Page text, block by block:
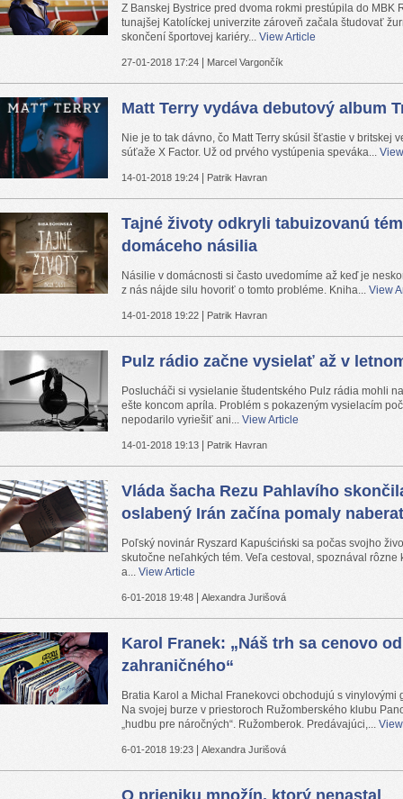
Z Banskej Bystrice pred dvoma rokmi prestúpila do MBK
tunajšej Katolíckej univerzite zároveň začala študovať
skončení športovej kariéry... View Article
27-01-2018 17:24 Marcel Vargončík
Matt Terry vydáva debutový album
Nie je to tak dávno, čo Matt Terry skúsil šťastie v britskej
súťaže X Factor. Už od prvého vystúpenia speváka...
14-01-2018 19:24 Patrik Havran
Tajné životy odkryli tabuizovanú
domáceho násilia
Násilie v domácnosti si často uvedomíme až keď je
z nás nájde silu hovoriť o tomto probléme. Kniha... View
14-01-2018 19:22 Patrik Havran
Pulz rádio začne vysielať až v
Poslucháči si vysielanie študentského Pulz rádia mohli
ešte koncom apríla. Problém s pokazeným vysielacím
nepodarilo vyriešiť ani... View Article
14-01-2018 19:13 Patrik Havran
Vláda šacha Rezu Pahlavího
oslabený Irán začína pomaly
Poľský novinár Ryszard Kapuściński sa počas svojho
skutočne neľahkých tém. Veľa cestoval, spoznával rôzne
a... View Article
6-01-2018 19:48 Alexandra Jurišová
Karol Franek: „Náš trh sa cenovo
zahraničného“
Bratia Karol a Michal Franekovci obchodujú s vinylovými
Na svojej burze v priestoroch Ružomberského klubu
„hudbu pre náročných“. Ružomberok. Predávajúci,...
6-01-2018 19:23 Alexandra Jurišová
O prieniku množín, ktorý nenastal